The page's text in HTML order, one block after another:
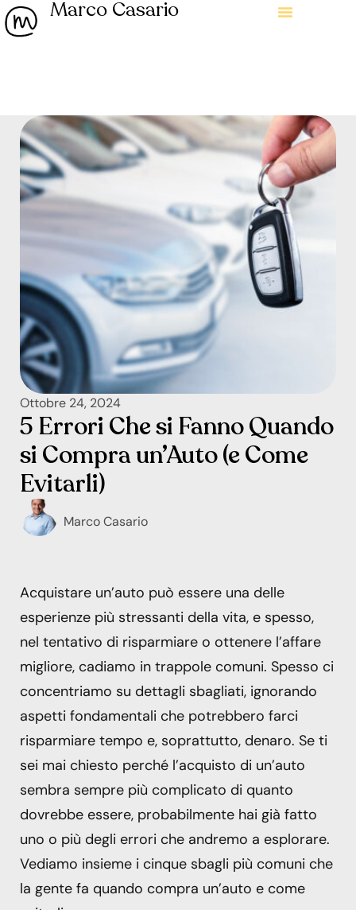
Marco Casario
Ottobre 24, 2024
5 Errori Che si Fanno Quando
si Compra un’Auto (e Come
Evitarli)
Marco Casario
Acquistare un’auto può essere una delle
esperienze più stressanti della vita, e spesso,
nel tentativo di risparmiare o ottenere l’affare
migliore, cadiamo in trappole comuni. Spesso ci
concentriamo su dettagli sbagliati, ignorando
aspetti fondamentali che potrebbero farci
risparmiare tempo e, soprattutto, denaro. Se ti
sei mai chiesto perché l’acquisto di un’auto
sembra sempre più complicato di quanto
dovrebbe essere, probabilmente hai già fatto
uno o più degli errori che andremo a esplorare.
Vediamo insieme i cinque sbagli più comuni che
la gente fa quando compra un’auto e come